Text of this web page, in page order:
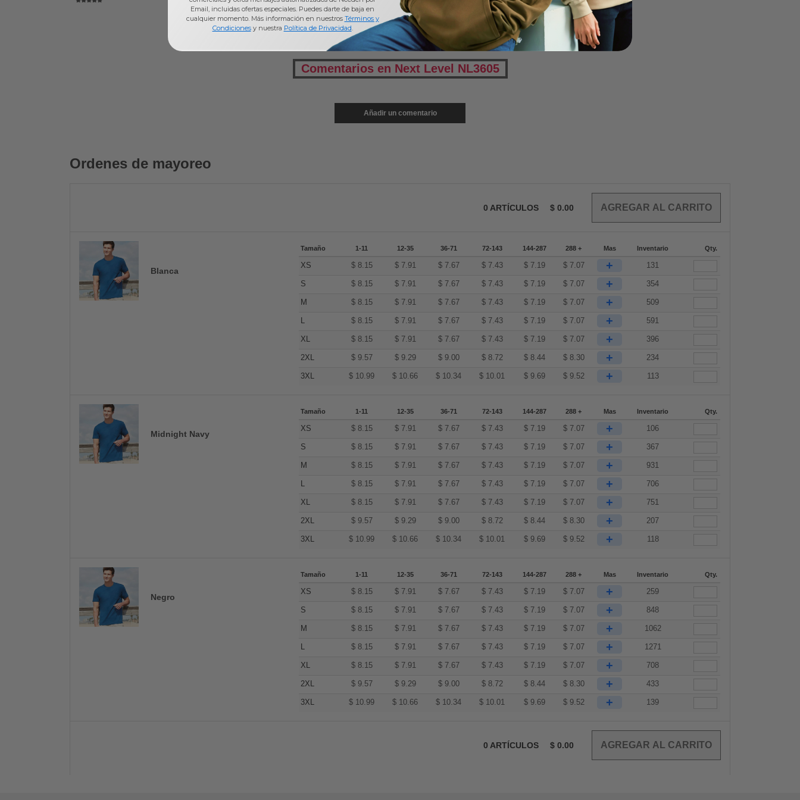
Comentarios en Next Level NL3605
Añadir un comentario
Ordenes de mayoreo
0 ARTÍCULOS $ 0.00
Blanca
Tamaño 1-11 12-35 36-71 72-143 144-287 288 + Mas Inventario Qty.
XS $ 8.15 $ 7.91 $ 7.67 $ 7.43 $ 7.19 $ 7.07 + 131
S $ 8.15 $ 7.91 $ 7.67 $ 7.43 $ 7.19 $ 7.07 + 354
M $ 8.15 $ 7.91 $ 7.67 $ 7.43 $ 7.19 $ 7.07 + 509
L $ 8.15 $ 7.91 $ 7.67 $ 7.43 $ 7.19 $ 7.07 + 591
XL $ 8.15 $ 7.91 $ 7.67 $ 7.43 $ 7.19 $ 7.07 + 396
2XL $ 9.57 $ 9.29 $ 9.00 $ 8.72 $ 8.44 $ 8.30 + 234
3XL $ 10.99 $ 10.66 $ 10.34 $ 10.01 $ 9.69 $ 9.52 + 113
Midnight Navy
Tamaño 1-11 12-35 36-71 72-143 144-287 288 + Mas Inventario Qty.
XS $ 8.15 $ 7.91 $ 7.67 $ 7.43 $ 7.19 $ 7.07 + 106
S $ 8.15 $ 7.91 $ 7.67 $ 7.43 $ 7.19 $ 7.07 + 367
M $ 8.15 $ 7.91 $ 7.67 $ 7.43 $ 7.19 $ 7.07 + 931
L $ 8.15 $ 7.91 $ 7.67 $ 7.43 $ 7.19 $ 7.07 + 706
XL $ 8.15 $ 7.91 $ 7.67 $ 7.43 $ 7.19 $ 7.07 + 751
2XL $ 9.57 $ 9.29 $ 9.00 $ 8.72 $ 8.44 $ 8.30 + 207
3XL $ 10.99 $ 10.66 $ 10.34 $ 10.01 $ 9.69 $ 9.52 + 118
Negro
Tamaño 1-11 12-35 36-71 72-143 144-287 288 + Mas Inventario Qty.
XS $ 8.15 $ 7.91 $ 7.67 $ 7.43 $ 7.19 $ 7.07 + 259
S $ 8.15 $ 7.91 $ 7.67 $ 7.43 $ 7.19 $ 7.07 + 848
M $ 8.15 $ 7.91 $ 7.67 $ 7.43 $ 7.19 $ 7.07 + 1062
L $ 8.15 $ 7.91 $ 7.67 $ 7.43 $ 7.19 $ 7.07 + 1271
XL $ 8.15 $ 7.91 $ 7.67 $ 7.43 $ 7.19 $ 7.07 + 708
2XL $ 9.57 $ 9.29 $ 9.00 $ 8.72 $ 8.44 $ 8.30 + 433
3XL $ 10.99 $ 10.66 $ 10.34 $ 10.01 $ 9.69 $ 9.52 + 139
0 ARTÍCULOS $ 0.00
Email, incluidas ofertas especiales. Puedes darte de baja en
cualquier momento. Más información en nuestros Términos y
Condicionesy nuestra Política de Privacidad.